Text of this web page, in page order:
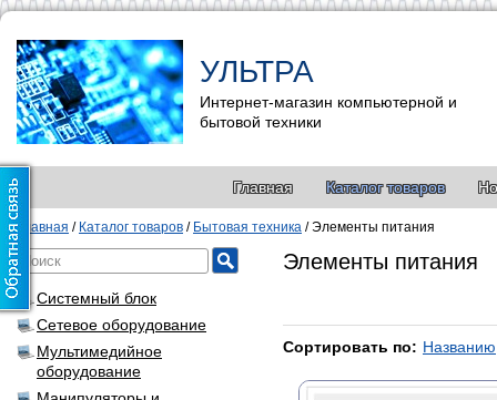
УЛЬТРА
Интернет-магазин компьютерной и
бытовой техники
Главная Каталог товаров
Главная / Каталог товаров / Бытовая техника / Элементы питания
Системный блок
Сетевое оборудование
Мультимедийное
оборудование
Элементы питания
Сортировать по: Названию